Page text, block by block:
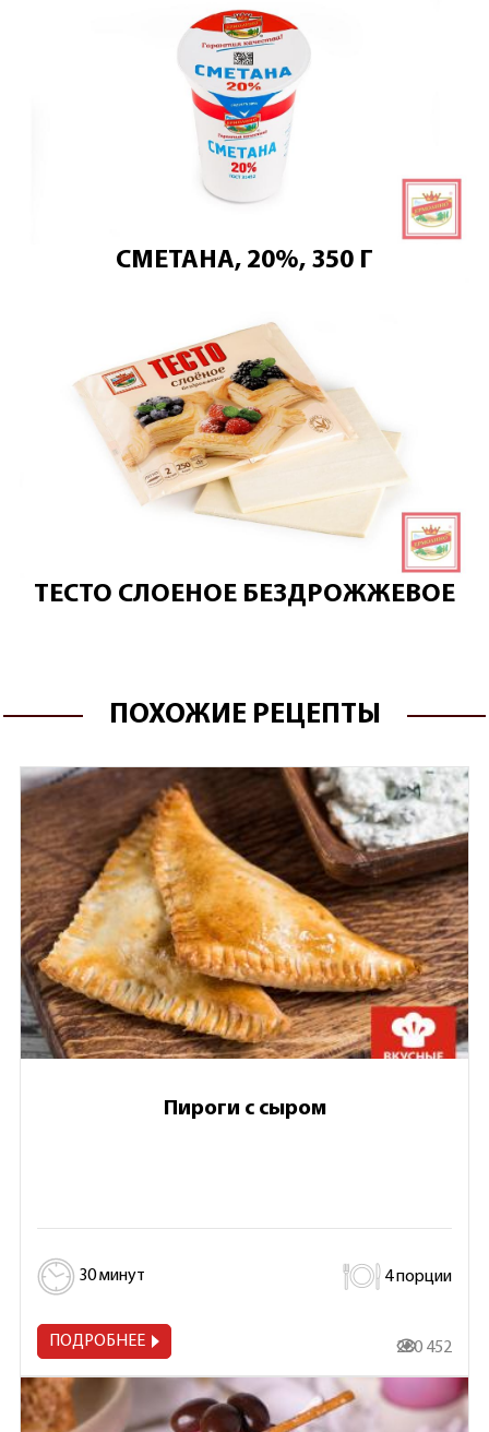
СМЕТАНА, 20%, 350 Г
ТЕСТО СЛОЕНОЕ БЕЗДРОЖЖЕВОЕ
ПОХОЖИЕ РЕЦЕПТЫ
Пироги с сыром
30 минут 4 порции
ПОДРОБНЕЕ 280 452